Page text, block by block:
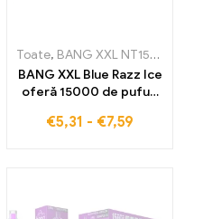
Țigarete electronice de unică
Toate, BANG XXL NT15000
BANG XXL Blue Razz Ice
oferă 15000 de pufuri
Blue-Raspberry și
€5,31 - €7,59